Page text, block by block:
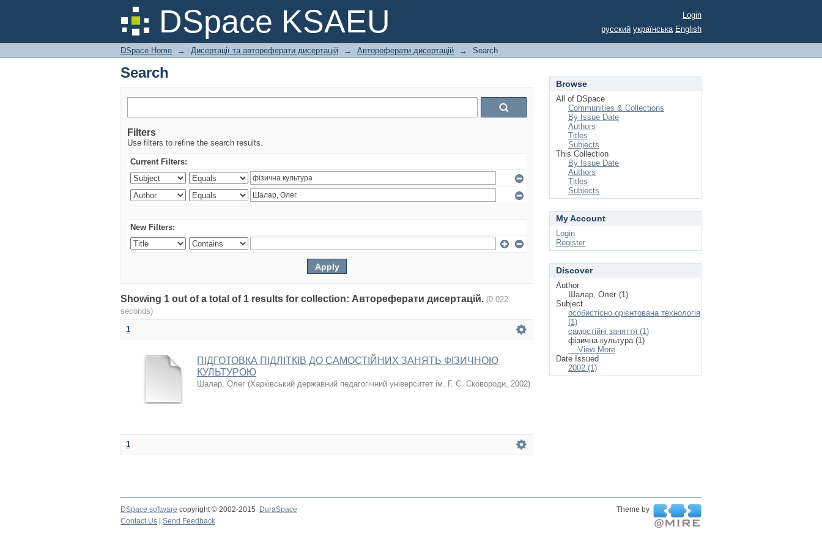
DSpace KSAEU
Search
Login
русский українська English
DSpace Home → Дисертації та автореферати дисертацій → Автореферати дисертацій → Search
Search
Filters
Use filters to refine the search results.
Current Filters:
New Filters:
Showing 1 out of a total of 1 results for collection: Автореферати дисертацій. (0.022
seconds)
1
ПІДГОТОВКА ПІДЛІТКІВ ДО САМОСТІЙНИХ ЗАНЯТЬ ФІЗИЧНОЮ
КУЛЬТУРОЮ
Шалар, Олег (Харківський державний педагогічний університет ім. Г. С. Сковороди, 2002)
1
Browse
All of DSpace
Communities & Collections
By Issue Date
Authors
Titles
Subjects
This Collection
By Issue Date
Authors
Titles
Subjects
My Account
Login
Register
Discover
Author
Шалар, Олег (1)
Subject
особистісно орієнтована технологія
(1)
самостійні заняття (1)
фізична культура (1)
... View More
Date Issued
2002 (1)
DSpace software copyright © 2002-2015 DuraSpace
Theme by
Contact Us
Send Feedback